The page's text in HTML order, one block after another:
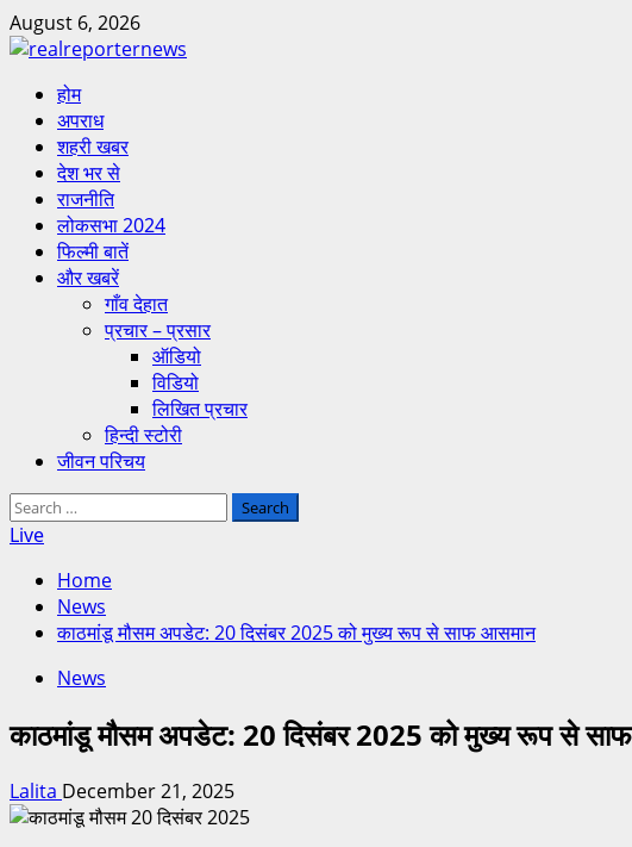
Skip
to
August 6, 2026
Primary
Menu
होम
अपराध
शहरी खबर
देश भर से
राजनीति
लोकसभा 2024
फिल्मी बातें
और खबरें
गाँव देहात
प्रचार – प्रसार
ऑडियो
विडियो
लिखित प्रचार
हिन्दी स्टोरी
जीवन परिचय
Search
for:
Live
Home
News
काठमांडू मौसम अपडेट: 20 दिसंबर 2025 को मुख्य रूप से साफ आसमान
News
काठमांडू मौसम अपडेट: 20 दिसंबर 2025 को मुख्य रूप से
Lalita December 21, 2025